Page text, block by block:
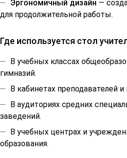
Эргономичный дизайн —
для продолжительной работы.
Где используется стол
В учебных классах
гимназий.
В кабинетах преподавателей
В аудиториях средних
заведений.
В учебных центрах и
образования.